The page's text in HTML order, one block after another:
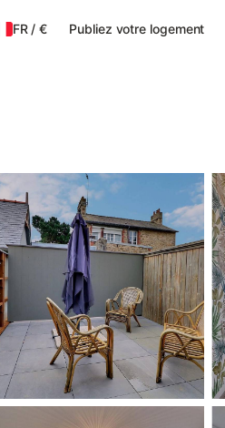
FR/€ Publiez votre logement